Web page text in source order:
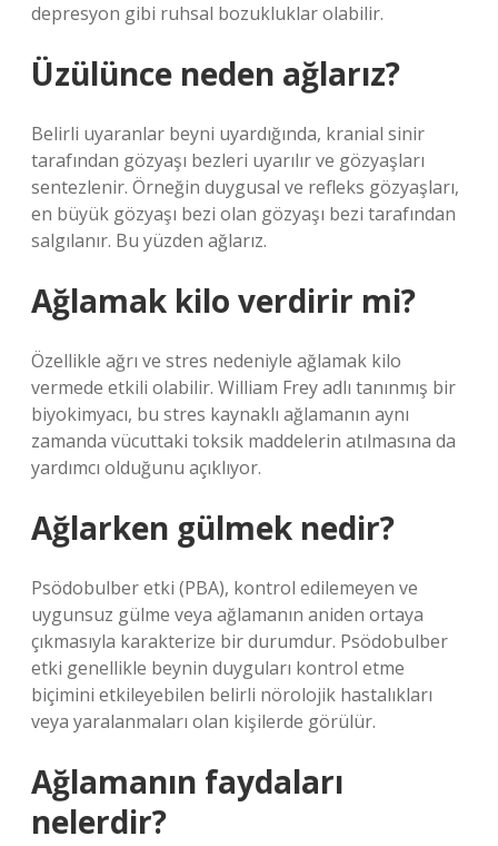
depresyon gibi ruhsal bozukluklar olabilir.
Üzülünce neden ağlarız?
Belirli uyaranlar beyni uyardığında, kranial sinir
tarafından gözyaşı bezleri uyarılır ve gözyaşları
sentezlenir. Örneğin duygusal ve refleks gözyaşları,
en büyük gözyaşı bezi olan gözyaşı bezi tarafından
salgılanır. Bu yüzden ağlarız.
Ağlamak kilo verdirir mi?
Özellikle ağrı ve stres nedeniyle ağlamak kilo
vermede etkili olabilir. William Frey adlı tanınmış bir
biyokimyacı, bu stres kaynaklı ağlamanın aynı
zamanda vücuttaki toksik maddelerin atılmasına da
yardımcı olduğunu açıklıyor.
Ağlarken gülmek nedir?
Psödobulber etki (PBA), kontrol edilemeyen ve
uygunsuz gülme veya ağlamanın aniden ortaya
çıkmasıyla karakterize bir durumdur. Psödobulber
etki genellikle beynin duyguları kontrol etme
biçimini etkileyebilen belirli nörolojik hastalıkları
veya yaralanmaları olan kişilerde görülür.
Ağlamanın faydaları
nelerdir?